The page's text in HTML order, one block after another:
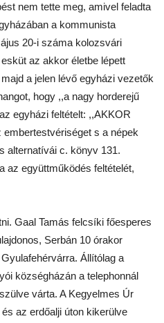
nem tette meg, amivel feladta
a kommunista
20-i száma kolozsvári
az akkor életbe lépett
a jelen lévő egyházi vezetők
hogy ,,a nagy horderejű
egyházi feltételt: ,,AKKOR
s a népek
alternatívái c. könyv 131.
az együttműködés feltételét,
Gaal Tamás felcsíki főesperes
Serbán 10 órakor
Állítólag a
községházán a telephonnál
várta. A Kegyelmes Úr
az erdőalji úton kikerülve